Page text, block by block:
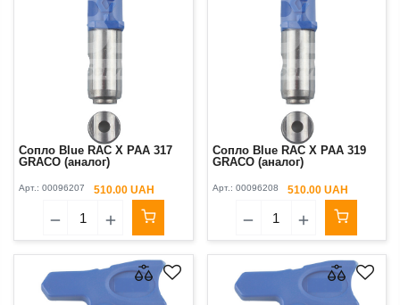
Сопло Blue RAC X PAA 317
GRACO (аналог)
Арт.: 00096207 510.00 UAH
Сопло Blue RAC X PAA 319
GRACO (аналог)
Арт.: 00096208 510.00 UAH